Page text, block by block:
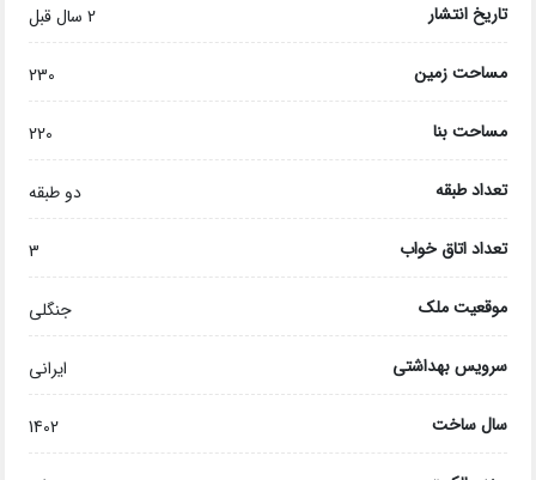
تاریخ انتشار 2 سال قبل
مساحت زمین 230
مساحت بنا 220
تعداد طبقه دو طبقه
تعداد اتاق خواب 3
موقعیت ملک جنگلی
سرویس بهداشتی ایرانی
سال ساخت 1402